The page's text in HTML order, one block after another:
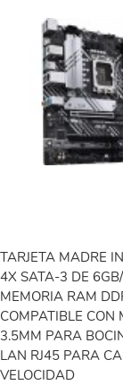
TARJETA MADRE
4X SATA-3 DE
MEMORIA RAM
COMPATIBLE CON
3.5MM PARA
LAN RJ45 PARA
VELOCIDAD